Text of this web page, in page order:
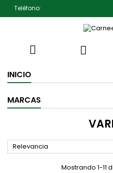
Teléfono:
 
INICIO
MARCAS
Relevancia
Mostrando 1-11